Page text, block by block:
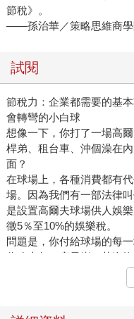
節稅》。
——孫治華／策略思維商學
試閱
節稅力：企業都需要的基
會轉彎的小白球
想像一下，你打了一場高
桿弟、租台車、沖個澡在
面？
在球場上，各種消費都有
場。因為我們有一部法律
是設置高爾夫球場供人娛
徵5％至10%的娛樂稅。
問題是，你付給球場的每
你攻上每一座果嶺，英姿
費確實是娛樂的代價。但
讓強勁的水流打在肌膚上